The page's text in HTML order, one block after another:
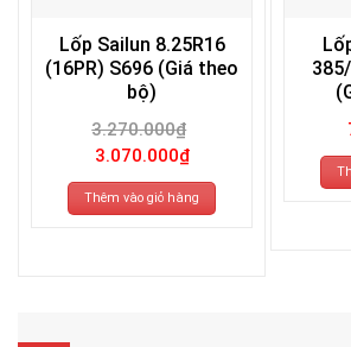
Lốp Sailun 8.25R16
(16PR) S696 (Giá theo
bộ)
3.270.000₫
Giá
gốc
là:
3.270.000₫.
3.070.000₫Giá
hiện
tại
là:
3.070.000₫.
Thêm vào giỏ hàng